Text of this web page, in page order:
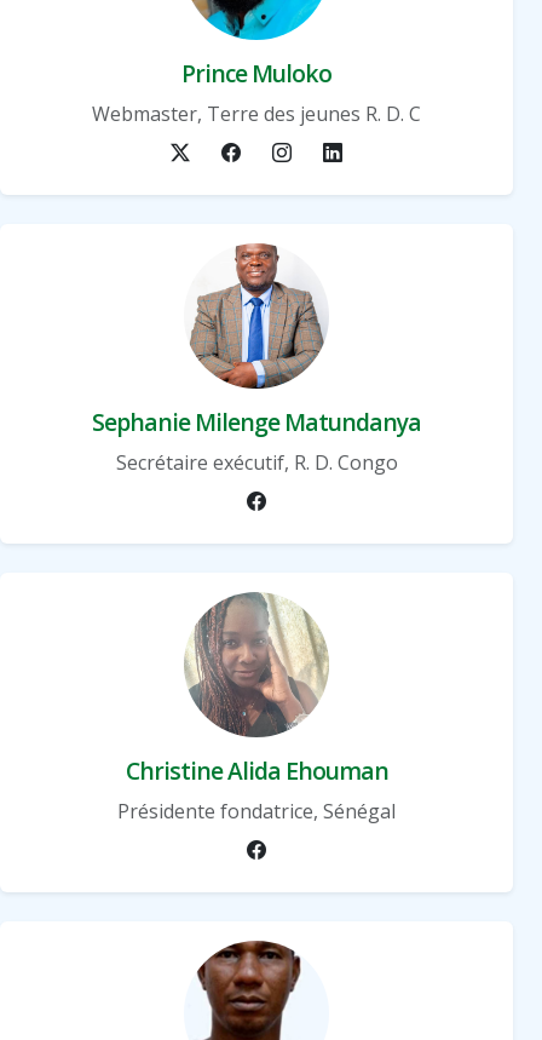
Prince Muloko
Webmaster, Terre des jeunes R. D. C
Sephanie Milenge Matundanya
Secrétaire exécutif, R. D. Congo
Christine Alida Ehouman
Présidente fondatrice, Sénégal